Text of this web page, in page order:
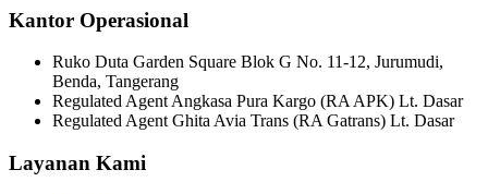
Kantor Operasional
Ruko Duta Garden Square Blok G No. 11-12, Jurumudi,
Benda, Tangerang
Regulated Agent Angkasa Pura Kargo (RA APK) Lt. Dasar
Regulated Agent Ghita Avia Trans (RA Gatrans) Lt. Dasar
Layanan Kami